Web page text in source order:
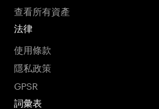
查看所有資產
法律
使用條款
隱私政策
GPSR
詞彙表